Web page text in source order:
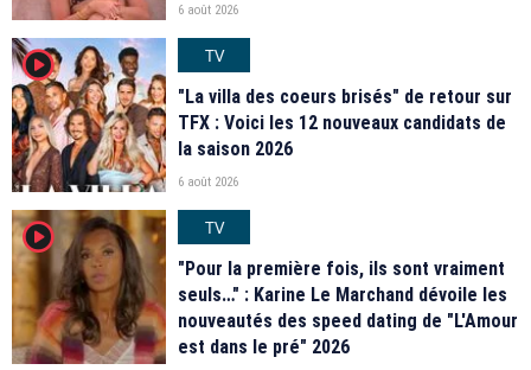
6 août 2026
player2
TV
"La villa des coeurs brisés" de retour sur
TFX : Voici les 12 nouveaux candidats de
la saison 2026
6 août 2026
player2
TV
"Pour la première fois, ils sont vraiment
seuls…" : Karine Le Marchand dévoile les
nouveautés des speed dating de "L'Amour
est dans le pré" 2026